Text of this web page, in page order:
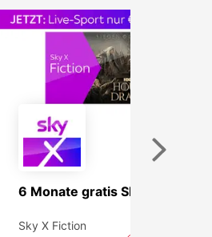
6 Monate gratis Sky X Fiction!
Sky X Fiction